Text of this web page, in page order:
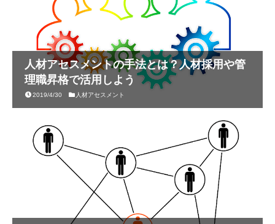
人材アセスメントの手法とは？人材採用や管
理職昇格で活用しよう
2019/4/30 人材アセスメント